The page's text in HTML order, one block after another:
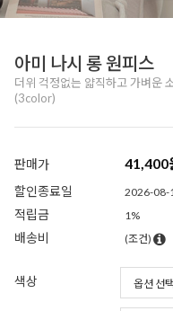
아미 나시 롱 원피스
더위 걱정없는 얇직하고 가벼운
(3color)
판매가 41,400
할인종료일 2026-08-
적립금 1%
배송비 (조건)
색상